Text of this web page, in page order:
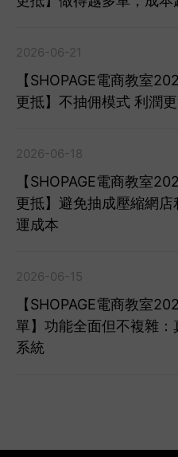
2026-06-21
【SHOPAGE電商教室
更抵】不抽佣模式 利潤
2026-06-18
【SHOPAGE電商教室
更抵】避免抽成壓縮網
運成本
2026-06-15
【SHOPAGE電商教室
單】功能全面但不複雜
系統